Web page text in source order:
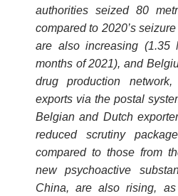
authorities seized 80
compared to 2020’s
are also increasing
months of 2021), and
drug production
exports via the postal
Belgian and Dutch
reduced scrutiny
compared to those from
new psychoactive
China, are also rising,